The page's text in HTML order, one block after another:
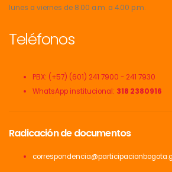
lunes a viernes de 8.00 a.m. a 4.00 p.m.
Teléfonos
PBX: (+57) (601) 241 7900 - 241 7930
WhatsApp institucional: 318 2380916
Radicación de documentos